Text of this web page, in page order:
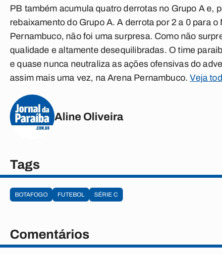
PB também acumula quatro derrotas no Grupo A e,
rebaixamento do Grupo A. A derrota por 2 a 0 para
Pernambuco, não foi uma surpresa. Como não
qualidade e altamente desequilibradas. O time
e quase nunca neutraliza as ações ofensivas do
assim mais uma vez, na Arena Pernambuco.Veja
Aline Oliveira
Tags
BOTAFOGO FUTEBOL SÉRIE C
Comentários